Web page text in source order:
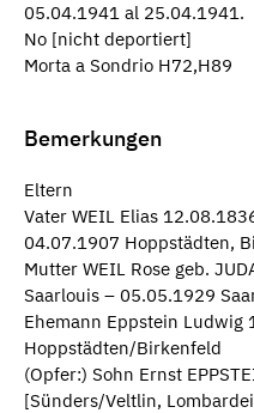
05.04.1941 al 25.04.1941.
No [nicht deportiert]
Morta a Sondrio H72,H89
Bemerkungen
Eltern
Vater WEIL Elias
04.07.1907 Hoppstädten,
Mutter WEIL Rose geb.
Saarlouis – 05.05.1929
Ehemann Eppstein Ludwig
Hoppstädten/Birkenfeld
(Opfer:) Sohn Ernst
[Sünders/Veltlin,